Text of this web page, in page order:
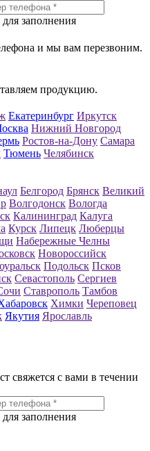
для заполнения
и мы вам перезвоним.
продукцию.
Екатеринбург Иркутск
Нижний Новгород
Ростов-на-Дону Самара
Тюмень Челябинск
Белгород Брянск Великий
Волгодонск Вологда
Калининград Калуга
Курск Липецк Люберцы
Набережные Челны
Новороссийск
Подольск Псков
Севастополь Сергиев
Ставрополь Тамбов
Химки Череповец
Якутия Ярославль
свяжется с вами в течении
для заполнения